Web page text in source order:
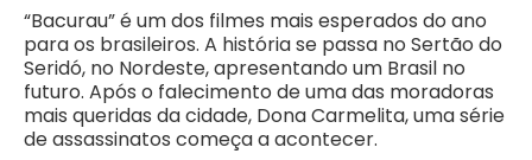
“Bacurau” é um dos filmes mais esperados do ano
para os brasileiros. A história se passa no Sertão do
Seridó, no Nordeste, apresentando um Brasil no
futuro. Após o falecimento de uma das moradoras
mais queridas da cidade, Dona Carmelita, uma série
de assassinatos começa a acontecer.